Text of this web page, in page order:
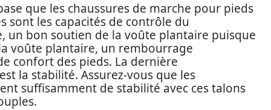
que les chaussures de marche pour pieds
sont les capacités de contrôle du
un bon soutien de la voûte plantaire puisque
voûte plantaire, un rembourrage
confort des pieds. La dernière
la stabilité. Assurez-vous que les
suffisamment de stabilité avec ces talons